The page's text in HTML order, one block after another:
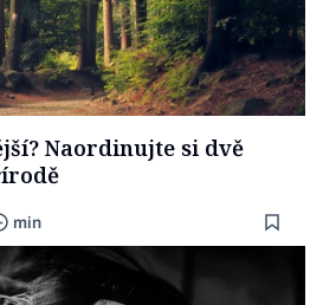
Naordinujte si dvě
min